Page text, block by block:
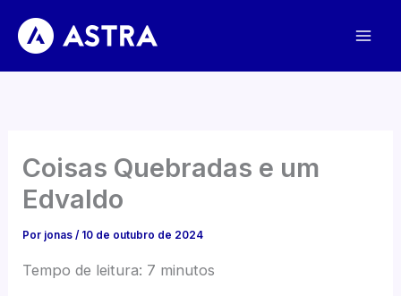
para
Coisas Quebradas e um
Edvaldo
Por jonas/ 10 de outubro de 2024
Tempo de leitura: 7 minutos